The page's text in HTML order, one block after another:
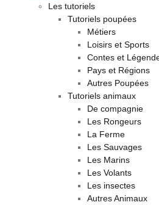
Les tutoriels
Tutoriels poupées
Métiers
Loisirs et Sports
Contes et
Pays et Régions
Autres Poupées
Tutoriels animaux
De compagnie
Les Rongeurs
La Ferme
Les Sauvages
Les Marins
Les Volants
Les insectes
Autres Animaux